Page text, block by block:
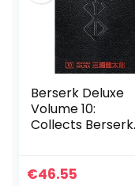
Berserk Deluxe
Volume 10:
Collects Berserk
€46.55